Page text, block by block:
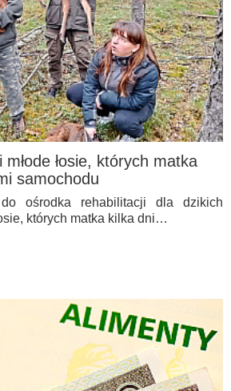
łosie, których matka
samochodu
ośrodka rehabilitacji dla dzikich
których matka kilka dni…